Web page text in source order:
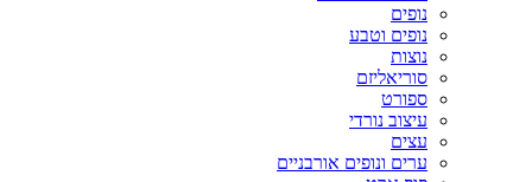
נופים
נופים וטבע
נוצות
סוריאליזם
ספורט
עיצוב נורדי
עצים
ערים ונופים אורבניים